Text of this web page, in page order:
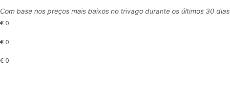
Com base nos preços mais baixos no trivago durante os últimos 30 dias
€ 0
€ 0
€ 0